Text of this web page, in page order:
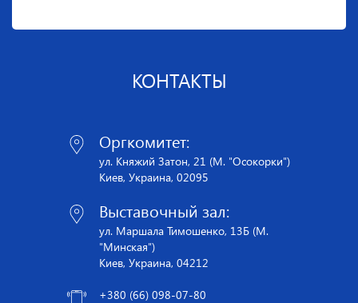
КОНТАКТЫ
Оргкомитет:
ул. Княжий Затон, 21 (М. "Осокорки")
Киев, Украина, 02095
Выставочный зал:
ул. Маршала Тимошенко, 13Б (М.
"Минская")
Киев, Украина, 04212
+380 (66) 098-07-80